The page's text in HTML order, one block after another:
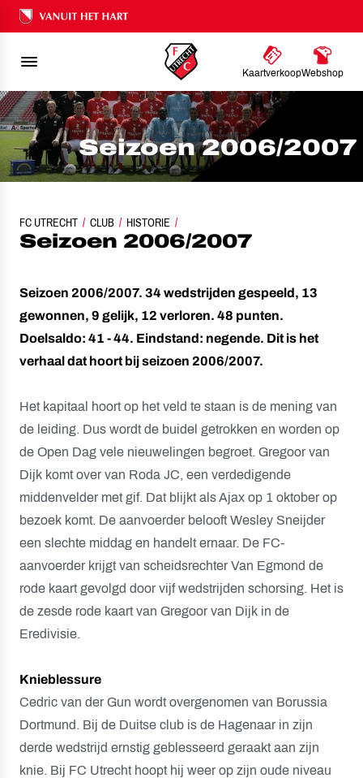
Ons nalatenschap
KaartverkoopWebshop
Seizoen 2006/2007
FC UTRECHT CLUB HISTORIE
SEIZOEN 2006/2007
Seizoen 2006/2007
Seizoen 2006/2007. 34 wedstrijden gespeeld, 13
gewonnen, 9 gelijk, 12 verloren. 48 punten.
Doelsaldo: 41 - 44. Eindstand: negende. Dit is het
verhaal dat hoort bij seizoen 2006/2007.
Het kapitaal hoort op het veld te staan is de mening van
de leiding. Dus wordt de buidel getrokken en worden op
de Open Dag vele nieuwelingen begroet. Gregoor van
Dijk komt over van Roda JC, een verdedigende
middenvelder met gif. Dat blijkt als Ajax op 1 oktober op
bezoek komt. De aanvoerder belooft Wesley Sneijder
een slechte middag en handelt ernaar. De FC-
aanvoerder krijgt van scheidsrechter Van Egmond de
rode kaart gevolgd door vijf wedstrijden schorsing. Het is
de zesde rode kaart van Gregoor van Dijk in de
Eredivisie.
Knieblessure
Cedric van der Gun wordt overgenomen van Borussia
Dortmund. Bij de Duitse club is de Hagenaar in zijn
derde wedstrijd ernstig geblesseerd geraakt aan zijn
knie. Bij FC Utrecht hoopt hij weer op zijn oude niveau